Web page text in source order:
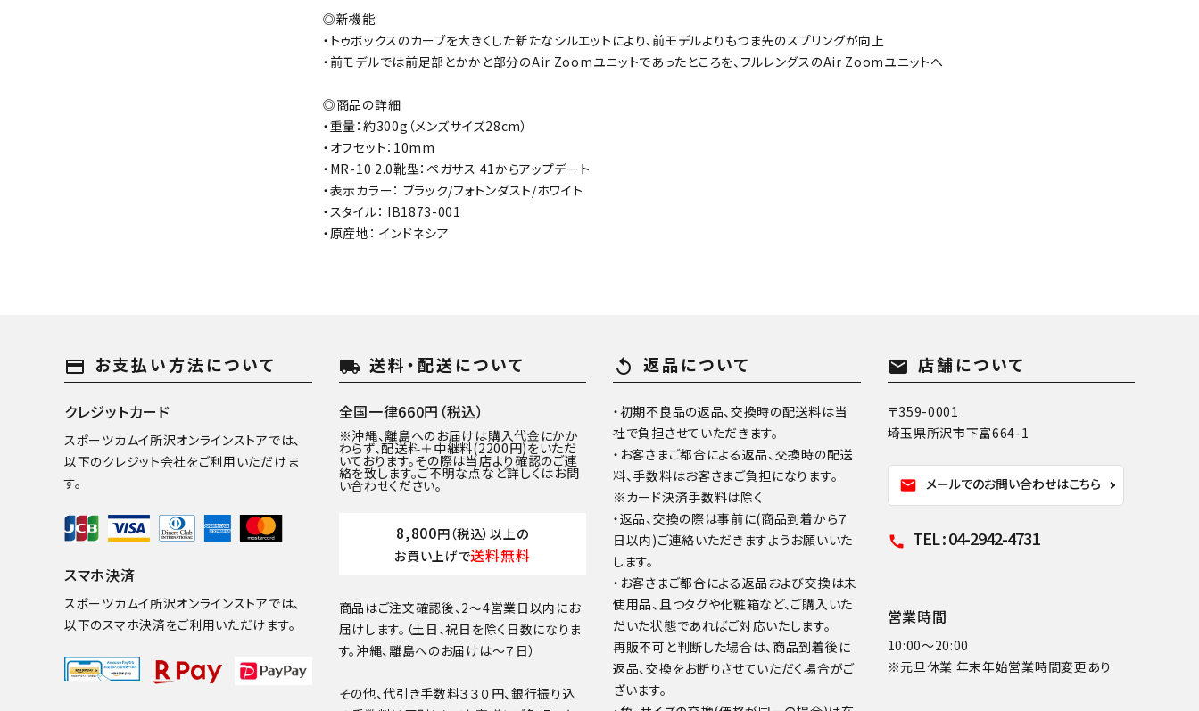
◎新機能
・トゥボックスのカーブを大きくした新たなシルエットにより、前モデルよりもつま先のスプリングが向上
・前モデルでは前足部とかかと部分のAir Zoomユニットであったところを、フルレングスのAir Zoomユニットへ
◎商品の詳細
・重量：約300g（メンズサイズ28cm）
・オフセット：10mm
・MR-10 2.0靴型：ペガサス 41からアップデート
・表示カラー： ブラック/フォトンダスト/ホワイト
・スタイル： IB1873-001
・原産地： インドネシア
payment お支払い方法について
クレジットカード
スポーツカムイ所沢オンラインストアでは、
以下のクレジット会社をご利用いただけま
す。
スマホ決済
スポーツカムイ所沢オンラインストアでは、
以下のスマホ決済をご利用いただけます。
local_shipping 送料・配送について
全国一律660円（税込）
※沖縄、離島へのお届けは購入代金にかか
わらず、配送料＋中継料(2200円)をいただ
いております。その際は当店より確認のご連
絡を致します。ご不明な点など詳しくはお問
い合わせください。
8,800円（税込）以上の
お買い上げで送料無料
商品はご注文確認後、2～4営業日以内にお
届けします。（土日、祝日を除く日数になりま
す。沖縄、離島へのお届けは～７日）
その他、代引き手数料３３０円、銀行振り込
replay 返品について
・初期不良品の返品、交換時の配送料は当
社で負担させていただきます。
・お客さまご都合による返品、交換時の配送
料、手数料はお客さまご負担になります。
※カード決済手数料は除く
・返品、交換の際は事前に(商品到着から７
日以内)ご連絡いただきますようお願いいた
します。
・お客さまご都合による返品および交換は未
使用品、且つタグや化粧箱など、ご購入いた
だいた状態であればご対応いたします。
再販不可と判断した場合は、商品到着後に
返品、交換をお断りさせていただく場合がご
ざいます。
mail 店舗について
〒359-0001
埼玉県所沢市下富664-1
mail メールでのお問い合わせはこちら
call TEL : 04-2942-4731
営業時間
10:00～20:00
※元旦休業 年末年始営業時間変更あり